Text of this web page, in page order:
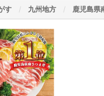
す 九州地方 鹿児島県